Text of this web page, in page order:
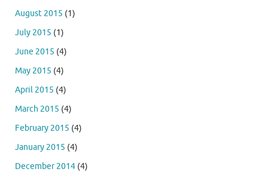
August 2015 (1)
July 2015 (1)
June 2015 (4)
May 2015 (4)
April 2015 (4)
March 2015 (4)
February 2015 (4)
January 2015 (4)
December 2014 (4)